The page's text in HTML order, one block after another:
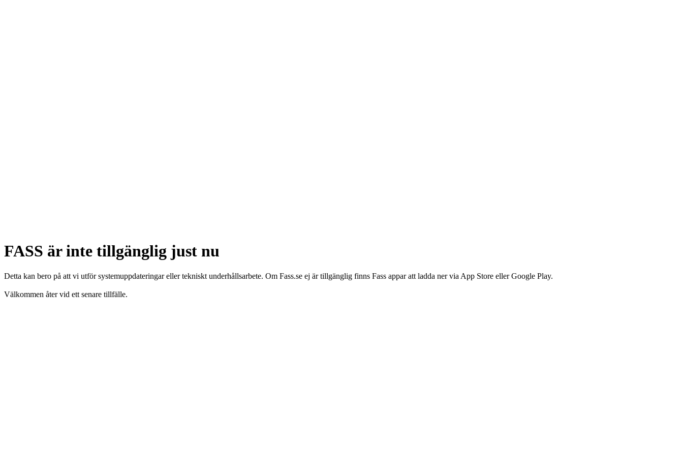
FASS är inte tillgänglig just nu
Detta kan bero på att vi utför systemuppdateringar eller tekniskt underhållsarbete. Om Fass.se ej är tillgänglig finns Fass appar att ladda ner via App Store eller Google Play.
Välkommen åter vid ett senare tillfälle.